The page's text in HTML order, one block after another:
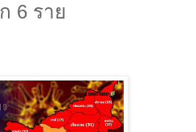
6 ราย